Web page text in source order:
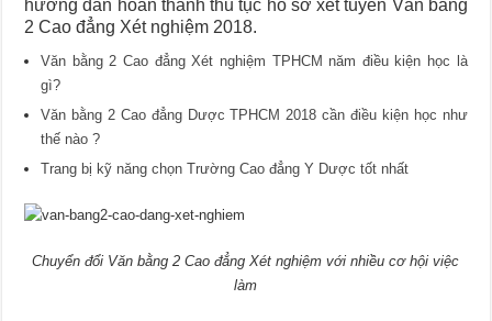
hướng dẫn hoàn thành thủ tục hồ sơ xét tuyển Văn bằng
2 Cao đẳng Xét nghiệm 2018.
Văn bằng 2 Cao đẳng Xét nghiệm TPHCM năm điều kiện học là
gì?
Văn bằng 2 Cao đẳng Dược TPHCM 2018 cần điều kiện học như
thế nào ?
Trang bị kỹ năng chọn Trường Cao đẳng Y Dược tốt nhất
Chuyển đổi Văn bằng 2 Cao đẳng Xét nghiệm với nhiều cơ hội việc
làm